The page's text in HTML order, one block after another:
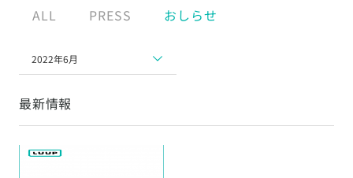
ALL PRESS おしらせ
2022年6月
最新情報